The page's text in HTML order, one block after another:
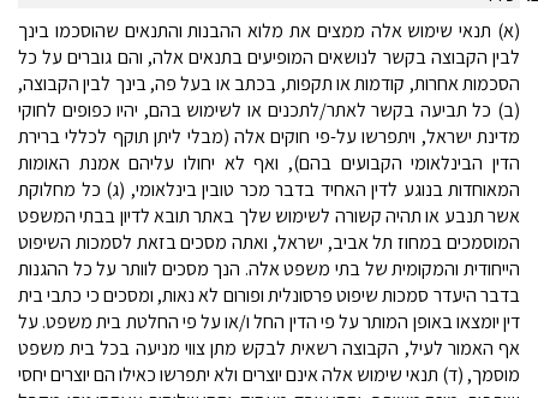
(א) תנאי שימוש אלה ממצים את מלוא ההבנות והתנאים שהוסכמו בינך
לבין הקבוצה בקשר לנושאים המופיעים בתנאים אלה, והם גוברים על כל
הסכמות אחרות, קודמות או תקפות, בכתב או בעל פה, בינך לבין הקבוצה,
(ב) כל תביעה בקשר לאתר/לתכנים או לשימוש בהם, יהיו כפופים לחוקי
מדינת ישראל, ויתפרשו על-פי חוקים אלה (מבלי ליתן תוקף לכללי ברירת
הדין הבינלאומי הקבועים בהם), ואף לא יחולו עליהם אמנת האומות
המאוחדות בנוגע לדין האחיד בדבר מכר טובין בינלאומי, (ג) כל מחלוקת
אשר תנבע או תהיה קשורה לשימוש שלך באתר תובא לדיון בבתי המשפט
המוסמכים במחוז תל אביב, ישראל, ואתה מסכים בזאת לסמכות השיפוט
הייחודית והמקומית של בתי משפט אלה. הנך מסכים לוותר על כל ההגנות
בדבר היעדר סמכות שיפוט פרסונלית ופורום לא נאות, ומסכים כי כתבי בית
דין יומצאו באופן המותר על פי הדין החל ו/או על פי החלטת בית משפט. על
אף האמור לעיל, הקבוצה רשאית לבקש מתן צווי מניעה בכל בית משפט
מוסמך, (ד) תנאי שימוש אלה אינם יוצרים ולא יתפרשו כאילו הם יוצרים יחסי